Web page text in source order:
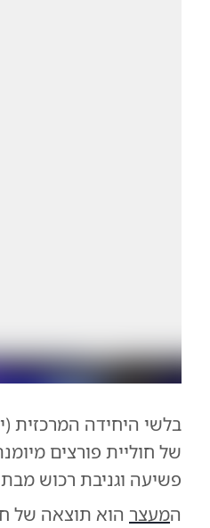
בלשי היחידה המרכזית
של חוליית פורצים
פשיעה וגניבת רכוש
המעצר הוא תוצאה של